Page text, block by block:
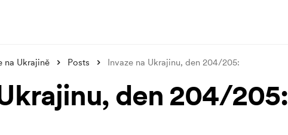
na Ukrajině Posts Invaze na Ukrajinu, den 204/205:
den 204/205: